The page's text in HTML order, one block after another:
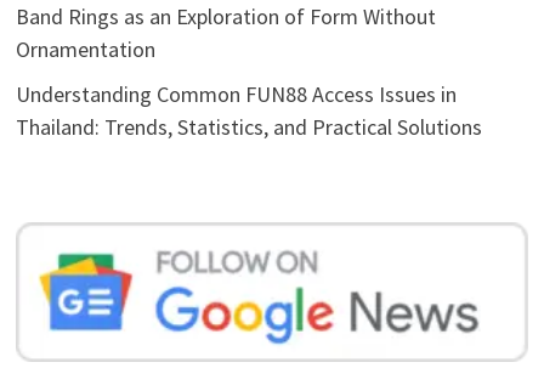
Band Rings as an Exploration of Form Without
Ornamentation
Understanding Common FUN88 Access Issues in
Thailand: Trends, Statistics, and Practical Solutions